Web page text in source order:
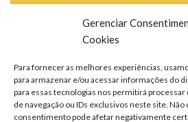
Gerenciar
Cookies
Para fornecer as melhores experiências,
para armazenar e/ou acessar informações do
para essas tecnologias nos permitirá
de navegação ou IDs exclusivos neste site.
consentimento pode afetar negativamente